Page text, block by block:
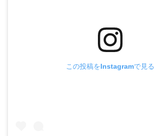
この投稿をInstagramで見る